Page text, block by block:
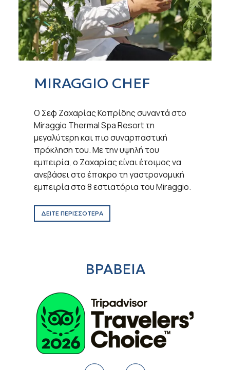
MIRAGGIO CHEF
Ο Σεφ Ζαχαρίας Κοπρίδης συναντά στο
Miraggio Thermal Spa Resort τη
μεγαλύτερη και πιο συναρπαστική
πρόκληση του. Με την υψηλή του
εμπειρία, ο Ζαχαρίας είναι έτοιμος να
ανεβάσει στο έπακρο τη γαστρονομική
εμπειρία στα 8 εστιατόρια του Miraggio.
ΔΕΙΤΕ ΠΕΡΙΣΣΟΤΕΡΑ
ΒΡΑΒΕΙΑ